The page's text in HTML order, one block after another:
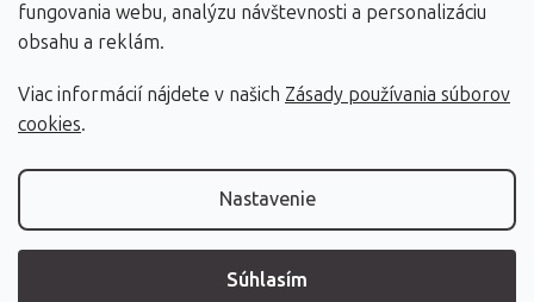
fungovania webu, analýzu návštevnosti a personalizáciu
obsahu a reklám.
Viac informácií nájdete v našich Zásady používania súborov
cookies.
Nastavenie
Súhlasím
Vytvoril Shoptet Premium